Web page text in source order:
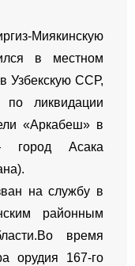
Миякинскую
в местном
Узбекскую ССР,
по ликвидации
«Аркабеш» в
город Асака
на службу в
районным
время
орудия 167-го